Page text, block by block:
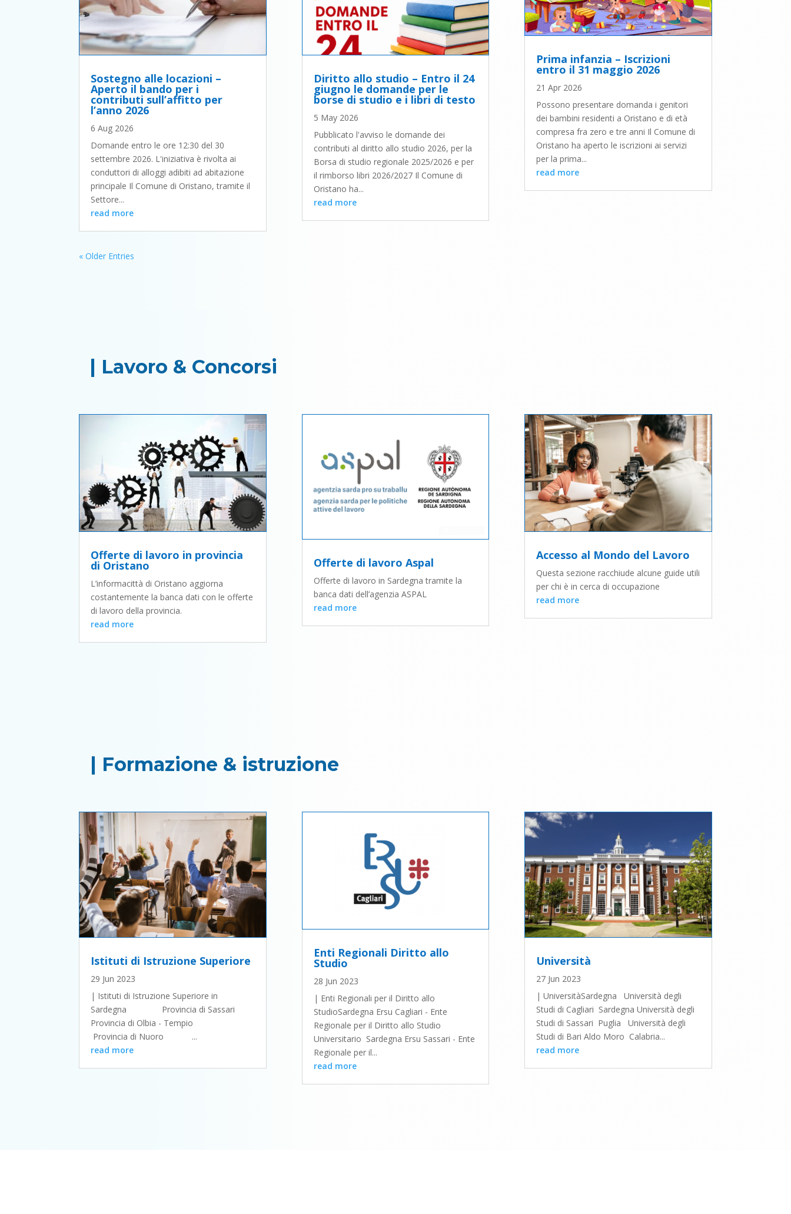
Sostegno alle locazioni –
Aperto il bando per i
contributi sull’affitto per
l’anno 2026
6 Aug 2026
Domande entro le ore 12:30 del 30
settembre 2026. L'iniziativa è rivolta ai
conduttori di alloggi adibiti ad abitazione
principale Il Comune di Oristano, tramite il
Settore...
read more
Diritto allo studio – Entro il 24
giugno le domande per le
borse di studio e i libri di testo
5 May 2026
Pubblicato l'avviso le domande dei
contributi al diritto allo studio 2026, per la
Borsa di studio regionale 2025/2026 e per
il rimborso libri 2026/2027 Il Comune di
Oristano ha...
read more
Prima infanzia – Iscrizioni
entro il 31 maggio 2026
21 Apr 2026
Possono presentare domanda i genitori
dei bambini residenti a Oristano e di età
compresa fra zero e tre anni Il Comune di
Oristano ha aperto le iscrizioni ai servizi
per la prima...
read more
« Older Entries
| Lavoro & Concorsi
Offerte di lavoro in provincia
di Oristano
L’informacittà di Oristano aggiorna
costantemente la banca dati con le offerte
di lavoro della provincia.
read more
Offerte di lavoro Aspal
Offerte di lavoro in Sardegna tramite la
banca dati dell’agenzia ASPAL
read more
Accesso al Mondo del Lavoro
Questa sezione racchiude alcune guide utili
per chi è in cerca di occupazione
read more
| Formazione & istruzione
Istituti di Istruzione Superiore
29 Jun 2023
| Istituti di Istruzione Superiore in
Sardegna Provincia di Sassari
Provincia di Olbia - Tempio
Provincia di Nuoro ...
read more
Enti Regionali Diritto allo
Studio
28 Jun 2023
| Enti Regionali per il Diritto allo
StudioSardegna Ersu Cagliari - Ente
Regionale per il Diritto allo Studio
Universitario Sardegna Ersu Sassari - Ente
Regionale per il...
read more
Università
27 Jun 2023
| UniversitàSardegna Università degli
Studi di Cagliari Sardegna Università degli
Studi di Sassari Puglia Università degli
Studi di Bari Aldo Moro Calabria...
read more